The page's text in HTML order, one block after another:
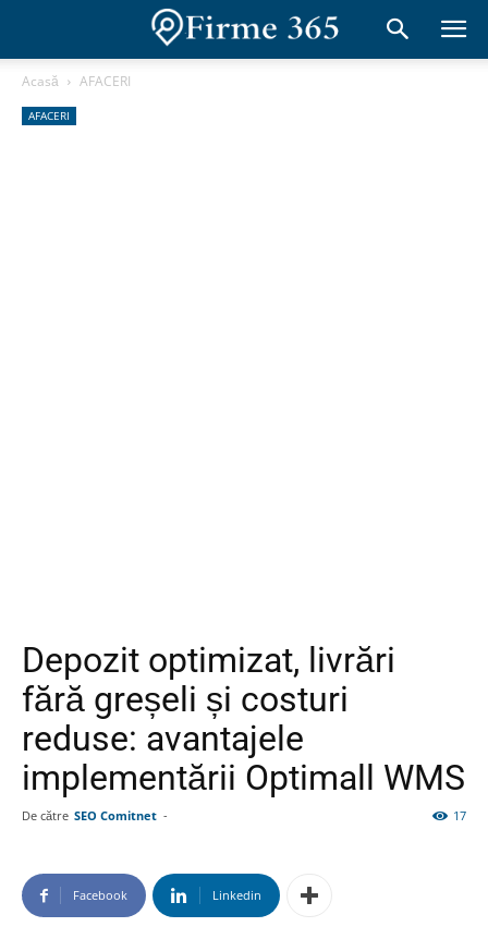
Acasă AFACERI
AFACERI
Depozit optimizat, livrări
fără greșeli și costuri
reduse: avantajele
implementării Optimall WMS
De către SEO Comitnet - 17
Facebook Linkedin